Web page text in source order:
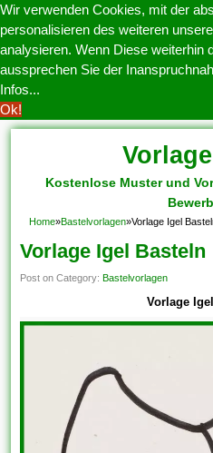
Wir verwenden Cookies, mit der
personalisieren des weiteren
analysieren. Wenn Diese weiterhin
aussprechen Sie der
Infos...
Ok!
Kostenlose Muster und
Home»Bastelvorlagen»Vorlage Igel
Vorlage Igel Basteln
Post on Category:Bastelvorlagen
Vorlage